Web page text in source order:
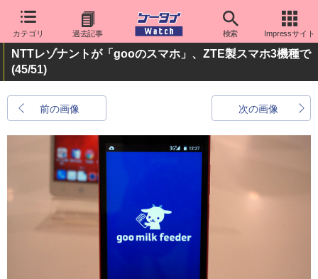
カテゴリ 過去記事 検索 Impressサイト
NTTレゾナントが「gooのスマホ」、ZTE製スマホ3機種で
(45/51)
前の画像 次の画像